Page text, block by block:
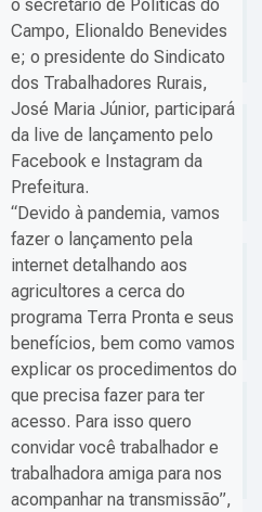
o secretário de Políticas do
Campo, Elionaldo Benevides
e; o presidente do Sindicato
dos Trabalhadores Rurais,
José Maria Júnior, participará
da live de lançamento pelo
Facebook e Instagram da
Prefeitura.
“Devido à pandemia, vamos
fazer o lançamento pela
internet detalhando aos
agricultores a cerca do
programa Terra Pronta e seus
benefícios, bem como vamos
explicar os procedimentos do
que precisa fazer para ter
acesso. Para isso quero
convidar você trabalhador e
trabalhadora amiga para nos
acompanhar na transmissão”,